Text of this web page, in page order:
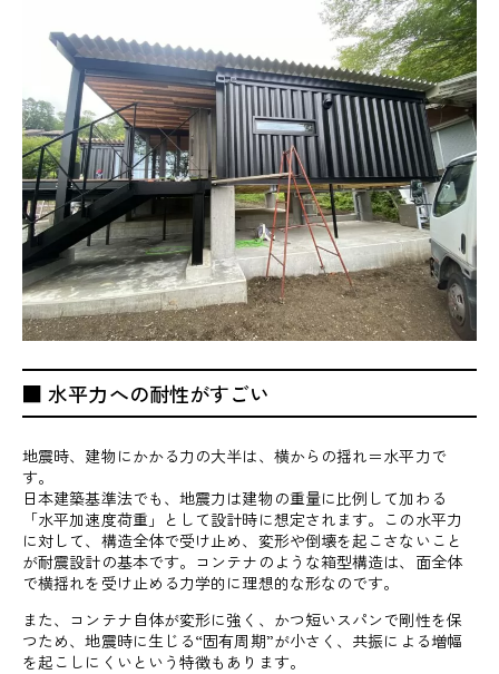
■ 水平力への耐性がすごい
地震時、建物にかかる力の大半は、横からの揺れ＝水平力で
す。
日本建築基準法でも、地震力は建物の重量に比例して加わる
「水平加速度荷重」として設計時に想定されます。この水平力
に対して、構造全体で受け止め、変形や倒壊を起こさないこと
が耐震設計の基本です。コンテナのような箱型構造は、面全体
で横揺れを受け止める力学的に理想的な形なのです。
また、コンテナ自体が変形に強く、かつ短いスパンで剛性を保
つため、地震時に生じる“固有周期”が小さく、共振による増幅
を起こしにくいという特徴もあります。